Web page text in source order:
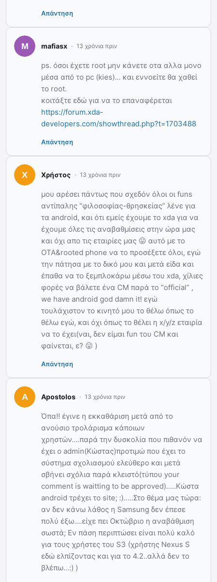
Απάντηση
mafiasx 13 χρόνια πριν
ps. όσοι έχετε root μην κάνετε οτα αλλα μονο
μέσα από το pc (kies)… και εννοείτε θα χαθεί
το root.
κοιτάξτε εδώ για να το επαναφέρεται
https://forum.xda-
developers.com/showthread.php?t=1703488
Απάντηση
Χρήστος 13 χρόνια πριν
μου αρέσει πάντως που σχεδόν όλοι οι funs
αντίπαλης “φιλοσοφίας-θρησκείας” λένε για
τα android, και ότι εμείς έχουμε το xda για να
έχουμε όλες τις αναβαθμίσεις στην ώρα μας
και όχι απο τις εταιρίες μας 😛 αυτό με το
ΟΤΑ&rooted phone να το προσέξετε όλοι, εγώ
την πάτησα με το δικό μου και μετά είδα και
έπαθα να το ξεμπλοκάρω μέσω του xda, χίλιες
φορές να βάλετε ένα CM παρά το “official” ,
we have android god damn it! εγώ
τουλάχιστον το κινητό μου το θέλω όπως το
θέλω εγώ, και όχι όπως το θέλει η x/y/z εταιρία
να το έχει(ναι, δεν είμαι fun του CM και
φαίνεται, ε? 😛 )
Απάντηση
Apostolos 13 χρόνια πριν
Όπα!! έγινε η εκκαθάριση μετά από το
ανούσιο τρολάρισμα κάποιων
χρηστών….παρά την δυσκολία που πιθανόν να
έχει ο admin(Κώστας)προτιμώ που έχει το
σύστημα σχολιασμού ελεύθερο και μετά
σβήνει σχόλια παρά κλειστό(τύπου your
comment is waitting to be approved)…..Κώστα
android τρέχει το site; :)…..Στο θέμα μας τώρα:
αν δεν κάνω λάθος η Samsung δεν έπεσε
πολύ έξω….είχε πει Οκτώβριο η αναβάθμιση
σωστά; Εν πάση περιπτώσει είναι πολύ καλό
για τους χρήστες του S3 (χρήστης Nexus S
εδώ ελπίζοντας και για το 4.2..αλλά δεν το
βλέπω…:) )